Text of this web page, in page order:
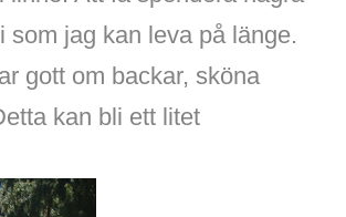
jag kan leva på länge.
gott om backar, sköna
kan bli ett litet